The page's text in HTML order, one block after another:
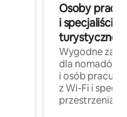
Osoby
i specjaliści z
turystycznej
Wygodne
dla nomadów
i osób
z Wi-Fi i
przestrzenią